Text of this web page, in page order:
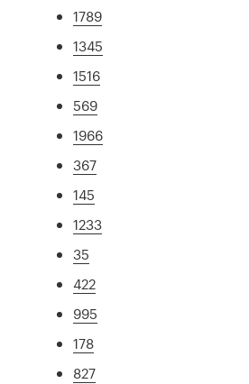
1789
1345
1516
569
1966
367
145
1233
35
422
995
178
827